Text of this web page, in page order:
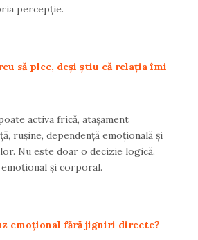
percepție.
să plec, deși știu că relația îmi
activa frică, atașament
rușine, dependență emoțională și
Nu este doar o decizie logică.
și corporal.
emoțional fără jigniri directe?